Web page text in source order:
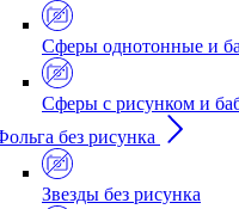
Сферы однотонные и
Сферы с рисунком и
без рисунка
Звезды без рисунка